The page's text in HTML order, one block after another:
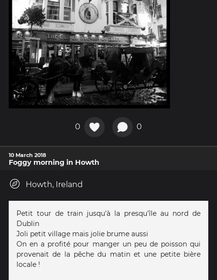
0 0
10 March 2018
Foggy morning in Howth
Howth, Ireland
Petit tour de train jusqu'à la presqu'île au nord de
Dublin
Joli petit village mais jolie brume aussi
On en a profité pour manger un peu de poisson qui
provenait de la pêche du matin et une petite bière
locale !